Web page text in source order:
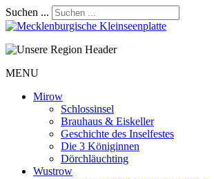
Suchen ...
MENU
Mirow
Schlossinsel
Brauhaus & Eiskeller
Geschichte des Inselfestes
Die 3 Königinnen
Dörchläuchting
Wustrow